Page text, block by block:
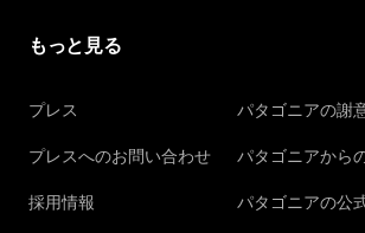
もっと見る
プレス
プレスへのお問い合わせ
採用情報
パタゴニアの謝
パタゴニアから
パタゴニアの公